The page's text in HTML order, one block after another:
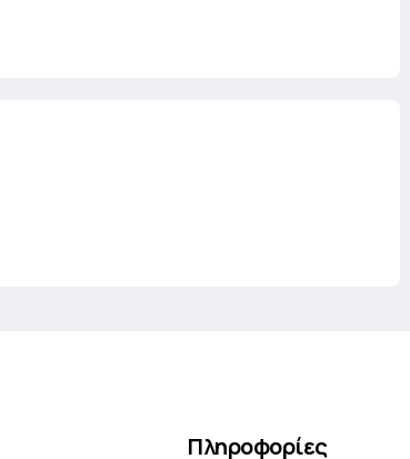
Πληροφορίες